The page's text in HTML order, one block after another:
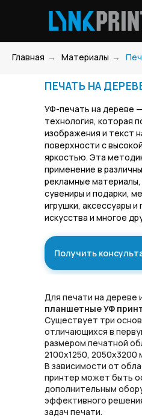
Главная → Материалы →
ПЕЧАТЬ НА
УФ-печать на дереве
технология, которая
изображения и текст
поверхности с
яркостью. Эта
применение в
рекламные
сувениры и подарки,
игрушки, аксессуары
искусства и многое
Получить
Для печати на дереве
планшетные УФ
Существует три
отличающихся в
размером печатной
2100х1250, 2050х3200
В зависимости от
принтер может быть
дополнительным
эффективного
задач печати.